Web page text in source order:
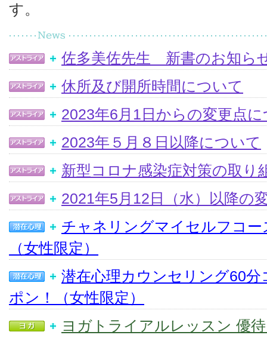
す。
佐多美佐先生 新書のお知ら
休所及び開所時間について
2023年6月1日からの変更点
2023年５月８日以降について
新型コロナ感染症対策の取り
2021年5月12日（水）以降の
チャネリングマイセルフコ
（女性限定）
潜在心理カウンセリング60
ポン！（女性限定）
ヨガトライアルレッスン 優